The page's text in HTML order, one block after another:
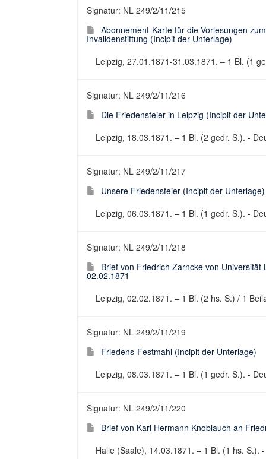
Signatur: NL 249/2/11/215
Abonnement-Karte für die Vorlesungen
Invalidenstiftung (Incipit der Unterlage)
Leipzig, 27.01.1871-31.03.1871. – 1 Bl. (1
Signatur: NL 249/2/11/216
Die Friedensfeier in Leipzig (Incipit der
Leipzig, 18.03.1871. – 1 Bl. (2 gedr. S.). -
Signatur: NL 249/2/11/217
Unsere Friedensfeier (Incipit der Unterlage)
Leipzig, 06.03.1871. – 1 Bl. (1 gedr. S.). -
Signatur: NL 249/2/11/218
Brief von Friedrich Zarncke von
02.02.1871
Leipzig, 02.02.1871. – 1 Bl. (2 hs. S.) / 1
Signatur: NL 249/2/11/219
Friedens-Festmahl (Incipit der Unterlage)
Leipzig, 08.03.1871. – 1 Bl. (1 gedr. S.). -
Signatur: NL 249/2/11/220
Brief von Karl Hermann Knoblauch an
Halle (Saale), 14.03.1871. – 1 Bl. (1 hs. S.).